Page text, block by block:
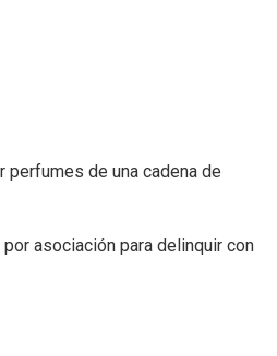
perfumes de una cadena de
asociación para delinquir con